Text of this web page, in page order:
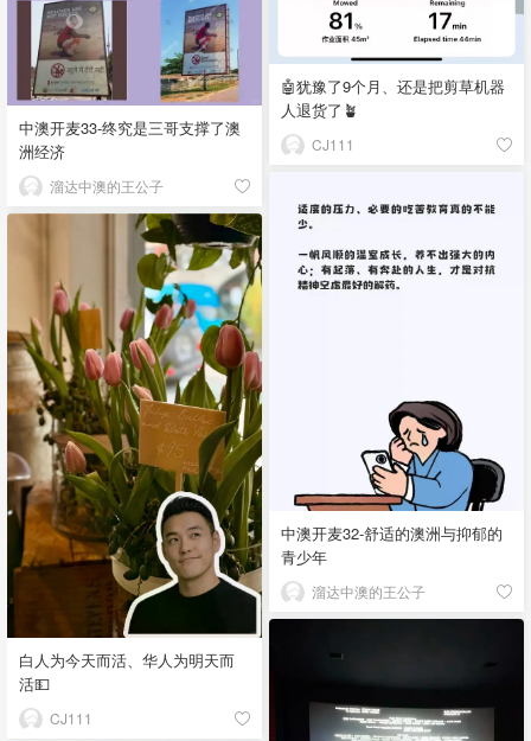
🤖犹豫了9个月、还是把剪草机器
人退货了🪴
CJ111
中澳开麦33-终究是三哥支撑了澳
洲经济
溜达中澳的王公子
中澳开麦32-舒适的澳洲与抑郁的
青少年
溜达中澳的王公子
白人为今天而活、华人为明天而
活💵
CJ111